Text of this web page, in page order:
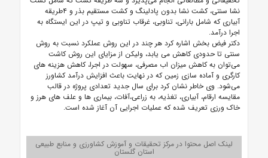
نشا سنتی، کشت نشا بدون پادلینگ و کشت مستقیم بذر و ۴طریقه
آبیاری که شامل بارانی، تناوبی، غرقاب تناوبی و تیپ در این ایستگاه به
اجرا درآمد.
دکتر فیض بخش اشاره کرد هر چند در این روش عملکرد نسبت به روش
سنتی تا حدودی کاهش می یابد، ولیکن از مزایای این روش کاشت
می‌توان به کاهش میزان اب مصرفی، سهولت در اجرا، کاهش هزینه های
کارگری و آماده سازی زمین که در نهایت باعث افزایش درآمد کشاورز
می‌شود. وی خاطر نشان کرد برای سال جدید تعدادی پروژه در قالب
مقایسه ارقام، آبیاری، تغذیه، به زراعی،آفات، بیماری ها و علف های هرز و
خاک ورزی تعریف شده که عملیات اجرایی آن آغاز شده است.
لینک اصل محتوا در مرکز تحقیقات و آموزش کشاورزی و منابع طبیعی
استان گلستان